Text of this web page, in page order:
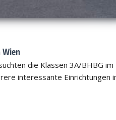
Wien
die Klassen 3A/BHBG im
interessante Einrichtungen